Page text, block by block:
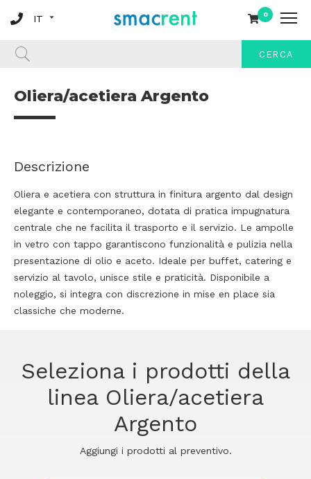
0
CERCA
Oliera/acetiera Argento
Descrizione
Oliera e acetiera con struttura in finitura argento dal design
elegante e contemporaneo, dotata di pratica impugnatura
centrale che ne facilita il trasporto e il servizio. Le ampolle
in vetro con tappo garantiscono funzionalità e pulizia nella
presentazione di olio e aceto. Ideale per buffet, catering e
servizio al tavolo, unisce stile e praticità. Disponibile a
noleggio, si integra con discrezione in mise en place sia
classiche che moderne.
Seleziona i prodotti della
linea Oliera/acetiera
Argento
Aggiungi i prodotti al preventivo.